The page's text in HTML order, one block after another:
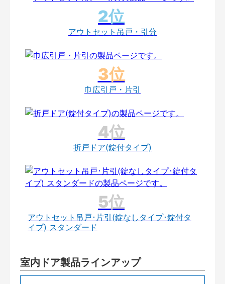
アウトセット吊戸・引分
巾広引戸・片引
折戸ドア(錠付タイプ)
アウトセット吊戸･片引(錠なしタイプ･錠付タ
イプ) スタンダード
室内ドア製品ラインアップ